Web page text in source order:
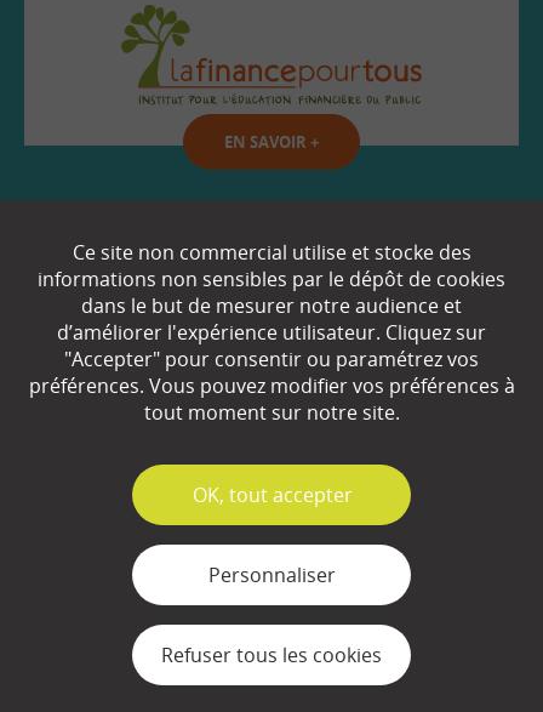
EN SAVOIR +
Partenaires
Espace Presse
Plan du site
Mentions légales
Ce site non commercial utilise et stocke des
informations non sensibles par le dépôt de cookies
dans le but de mesurer notre audience et
d’améliorer l'expérience utilisateur. Cliquez sur
"Accepter" pour consentir ou paramétrez vos
préférences. Vous pouvez modifier vos préférences à
tout moment sur notre site.
✓
OK, tout accepter
Personnaliser
Refuser tous les cookies